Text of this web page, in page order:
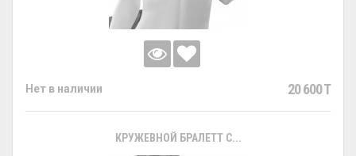
Нет в наличии 20 600 T
КРУЖЕВНОЙ БРАЛЕТТ С...